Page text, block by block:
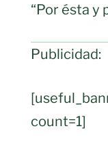
“Por ésta y
Publicidad:
count=1]